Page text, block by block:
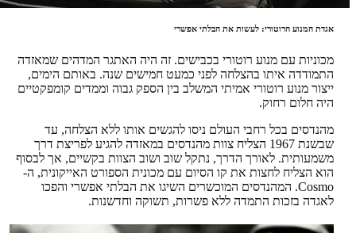
אגדת המנוע הרוטורי: לעשות את הבלתי אפשרי
מכוניות עם מנוע רוטורי בכבישים. זה היה האתגר המדהים שמאזדה
התמודדה איתו בהצלחה לפני כמעט חמישים שנה. באותם הימים,
ייצור מנוע רוטורי אמיתי המשלב בין הספק גבוה וממדים קומפקטיים
היה חלום רחוק.
מהנדסים בכל רחבי העולם ניסו להגשים אותו ללא הצלחה, עד
שבשנת 1967 הצליח צוות מהנדסים במאזדה להגיע לפריצת דרך
משמעותית. לאורך הדרך, נתקל שוב ושוב הצוות בקשיים, אך לבסוף
הוא הצליח לחצות את קו הסיום עם מכונית הספורט האייקונית, ה-
Cosmo. המהנדסים המוכשרים השיגו את הבלתי אפשרי והפכו
לאגדה בזכות התמדה ללא פשרות, תשוקה וחדשנות.